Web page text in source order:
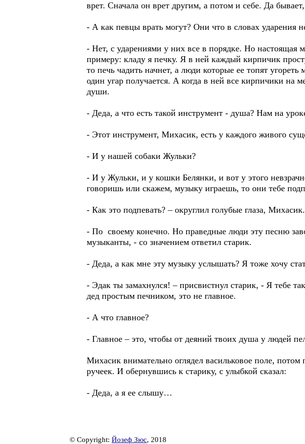
врет. Сначала он врет другим, а потом и себе. Да
- А как певцы врать могут? Они что в словах ударения
- Нет, с ударениями у них все в порядке. Но настоящая
примеру: кладу я печку. Я в ней каждый кирпичик
то печь чадить начнет, а люди которые ее топят
один угар получается. А когда в ней все кирпичики на
души.
- Деда, а что есть такой инструмент - душа? Нам на
- Этот инструмент, Михасик, есть у каждого живого
- И у нашей собаки Жульки?
- И у Жульки, и у кошки Белянки, и вот у этого
говоришь или скажем, музыку играешь, то они тебе
- Как это подпевать? – округлил голубые глаза, Михасик.
- По своему конечно. Но праведные люди эту песню
музыканты, - со значением ответил старик.
- Деда, а как мне эту музыку услышать? Я тоже хочу
- Эдак ты замахнулся! – присвистнул старик, - Я тебе
дед простым печником, это не главное.
- А что главное?
- Главное – это, чтобы от деяний твоих душа у людей
Михасик внимательно оглядел васильковое поле,
ручеек. И обернувшись к старику, с улыбкой сказал:
- Деда, а я ее слышу…
© Copyright: Йозеф Зюс, 2018